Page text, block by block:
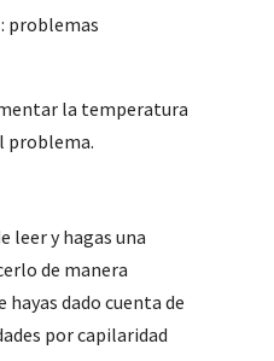
problemas
la temperatura
problema.
leer y hagas una
de manera
dado cuenta de
por capilaridad